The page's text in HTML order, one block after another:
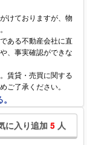
けておりますが、物
ある不動産会社に直
、事実確認ができな
賃貸・売買に関する
ご了承ください。
に入り追加 5 人